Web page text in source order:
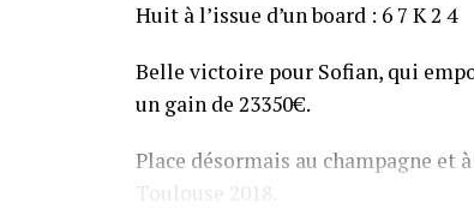
Huit à l’issue d’un board : 6 7 K 2 4
Belle victoire pour Sofian, qui
un gain de 23350€.
Place désormais au champagne
Toulouse 2018.